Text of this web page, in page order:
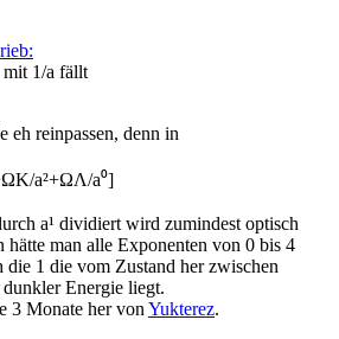
mit 1/a fällt
eh reinpassen, denn in
a²+ΩΛ/a⁰]
a¹ dividiert wird zumindest optisch
hätte man alle Exponenten von 0 bis 4
1 die vom Zustand her zwischen
Energie liegt.
3 Monate her von Yukterez.